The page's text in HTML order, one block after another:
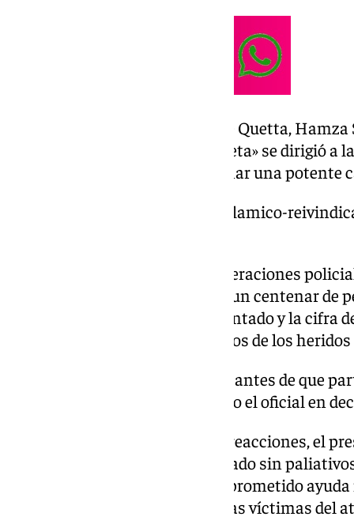
El comisario jefe de la Policía de Quetta,
miliciano «que llevaba una maleta» se dirigió a
de la estación, donde hizo detonar una potente
https://www.101tv.es/estado-islamico-
Poco después, el portavoz de operaciones
Baloch, ha añadido que más de un centenar
estación en el momento del atentado y la cifra
las últimas horas porque muchos de los
«La explosión ha ocurrido justo antes de que
ciudad de Peshawar», ha añadido el oficial en
En el apartado de las primeras reacciones, el
Yousaf Raza Gillani, ha condenado sin
«enemigos de la humanidad» y prometido
supervivientes y familiares de las víctimas del